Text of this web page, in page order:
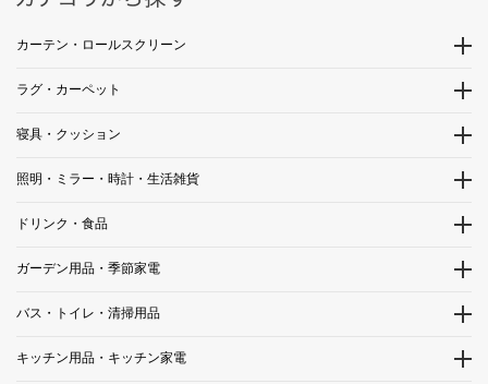
カーテン・ロールスクリーン
ラグ・カーペット
寝具・クッション
照明・ミラー・時計・生活雑貨
ドリンク・食品
ガーデン用品・季節家電
バス・トイレ・清掃用品
キッチン用品・キッチン家電